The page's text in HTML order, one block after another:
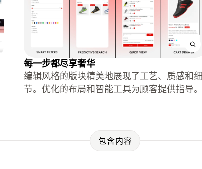
每一步都尽享奢华
编辑风格的版块精美地展现了工艺、质感和细
节。优化的布局和智能工具为顾客提供指导。
包含内容